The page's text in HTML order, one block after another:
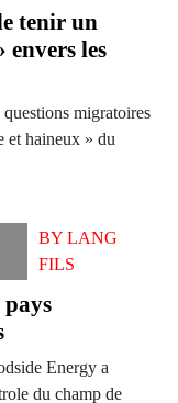
tenir un
envers les
migratoires
et haineux » du
BYLANG
FILS
pays
Energy a
du champ de